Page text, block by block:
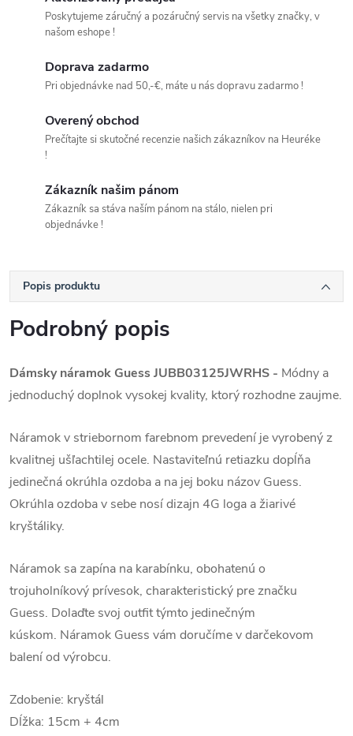
Poskytujeme záručný a pozáručný servis na všetky značky, v
našom eshope !
Doprava zadarmo
Pri objednávke nad 50,-€, máte u nás dopravu zadarmo !
Overený obchod
Prečítajte si skutočné recenzie našich zákazníkov na Heuréke
!
Zákazník našim pánom
Zákazník sa stáva naším pánom na stálo, nielen pri
objednávke !
Popis produktu
Podrobný popis
Dámsky náramok Guess JUBB03125JWRHS - Módny a
jednoduchý doplnok vysokej kvality, ktorý rozhodne zaujme.
Náramok v striebornom farebnom prevedení je vyrobený z
kvalitnej ušľachtilej ocele. Nastaviteľnú retiazku dopĺňa
jedinečná okrúhla ozdoba a na jej boku názov Guess.
Okrúhla ozdoba v sebe nosí dizajn 4G loga a žiarivé
kryštáliky.
Náramok sa zapína na karabínku, obohatenú o
trojuholníkový prívesok, charakteristický pre značku
Guess. Dolaďte svoj outfit týmto jedinečným
kúskom. Náramok Guess vám doručíme v darčekovom
balení od výrobcu.
Zdobenie: kryštál
Dĺžka: 15cm + 4cm